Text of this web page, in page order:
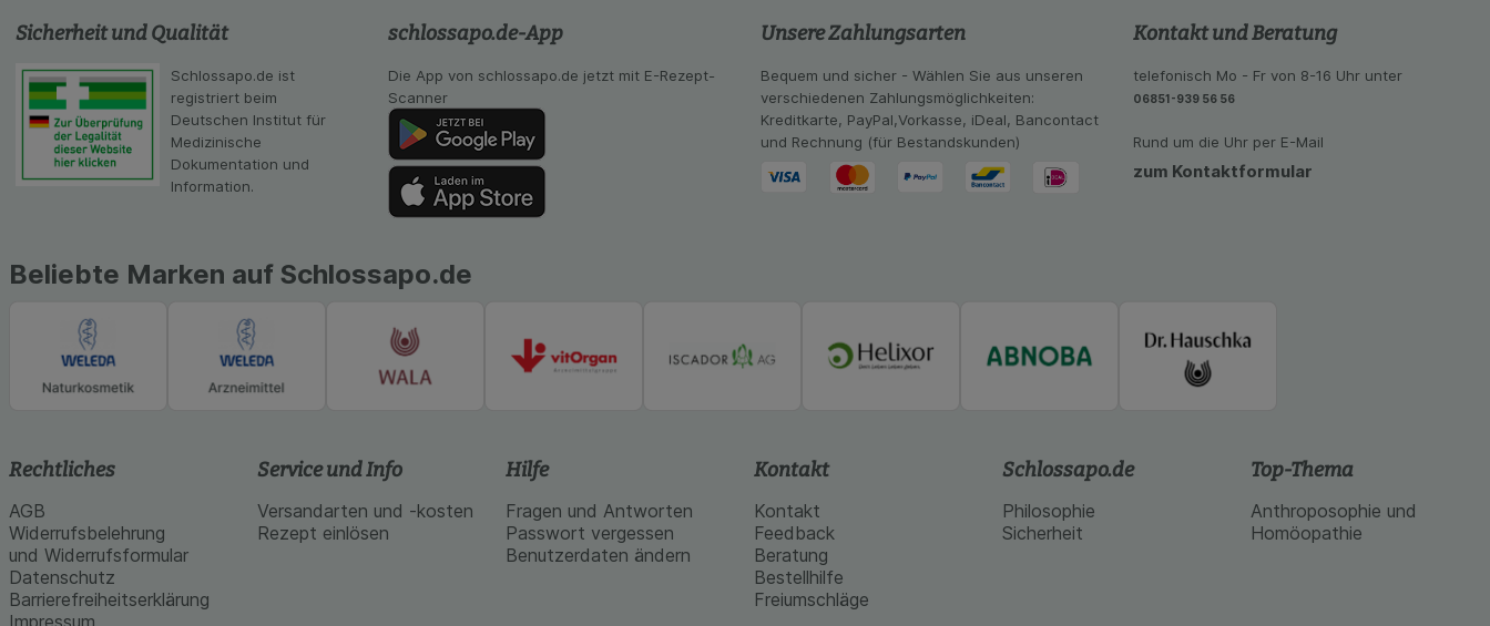
auf Ihre Bedürfnisse zugeschrittene Inhalte anzuzeigen und unser Partnerprogramm zu betreiben.
Statistik & Tracking:Hierüber lassen sich Informationen über die Art und Weise der Nutzung
unserer Website sammeln, mit deren Hilfe wir unsere Website weiter für Sie optimieren können, den
Inhalt auf unserer Website aber auch die Werbung auf Drittseiten möglichst relevant für Sie zu
gestalten. Bitte beachten Sie, dass Daten hierfür teilweise an Dritte wie z.B. Google oder soziale
Medien übertragen werden.
Sicherheit und Qualität
Schlossapo.de ist
registriert beim
Deutschen Institut für
Medizinische
Dokumentation und
Information.
schlossapo.de-App
Die App von schlossapo.de jetzt mit E-Rezept-
Scanner
Unsere Zahlungsarten
Bequem und sicher - Wählen Sie aus unseren
verschiedenen Zahlungsmöglichkeiten:
Kreditkarte, PayPal,Vorkasse, iDeal, Bancontact
und Rechnung (für Bestandskunden)
Kontakt und Beratung
telefonisch Mo - Fr von 8-16 Uhr unter
06851-939 56 56
Rund um die Uhr per E-Mail
zum Kontaktformular
Beliebte Marken auf Schlossapo.de
Rechtliches
AGB
Widerrufsbelehrung
und Widerrufsformular
Datenschutz
Barrierefreiheitserklärung
Service und Info
Versandarten und -kosten
Rezept einlösen
Hilfe
Fragen und Antworten
Passwort vergessen
Benutzerdaten ändern
Kontakt
Kontakt
Feedback
Beratung
Bestellhilfe
Freiumschläge
Schlossapo.de
Philosophie
Sicherheit
Top-Thema
Anthroposophie und
Homöopathie